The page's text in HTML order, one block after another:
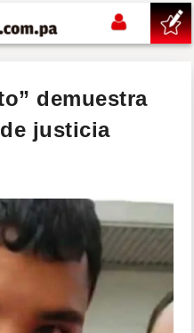
demuestra
justicia